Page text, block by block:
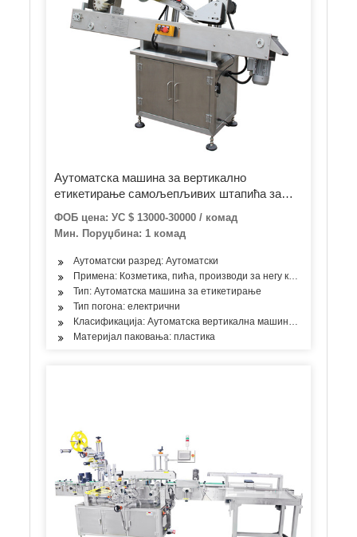
Аутоматска машина за вертикално
етикетирање самољепљивих штапића за
боце за кућне љубимце
ФОБ цена: УС $ 13000-30000 / комад
Мин. Поруџбина: 1 комад
Аутоматски разред: Аутоматски
Примена: Козметика, пића, производи за негу коже,
Тип: Аутоматска машина за етикетирање
Тип погона: електрични
Класификација: Аутоматска вертикална машина за
Материјал паковања: пластика